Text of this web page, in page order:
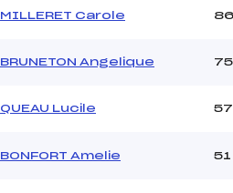
MILLERET Carole 86
BRUNETON Angelique 75
QUEAU Lucile 57
BONFORT Amelie 51